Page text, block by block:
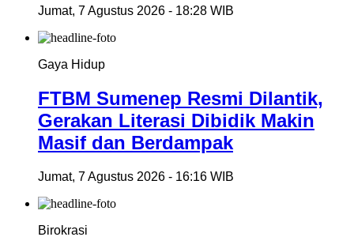
Jumat, 7 Agustus 2026 - 18:28 WIB
Gaya Hidup
FTBM Sumenep Resmi Dilantik,
Gerakan Literasi Dibidik Makin
Masif dan Berdampak
Jumat, 7 Agustus 2026 - 16:16 WIB
Birokrasi